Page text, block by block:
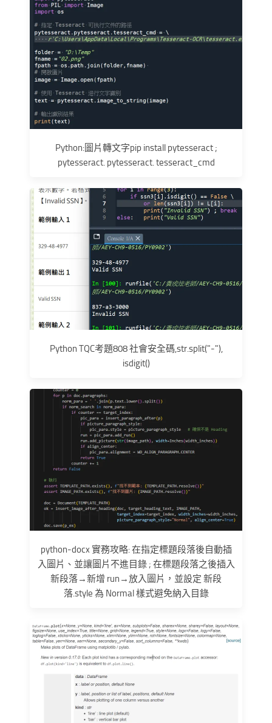
Python:圖片轉文字pip install pytesseract ;
pytesseract. pytesseract. tesseract_cmd
Python TQC考題808 社會安全碼,str.split("-"),
isdigit()
python-docx 實務攻略: 在指定標題段落後自動插
入圖片、並讓圖片不進目錄 ; 在標題段落之後插入
新段落→新增 run→放入圖片，並設定 新段
落.style 為 Normal 樣式避免納入目錄